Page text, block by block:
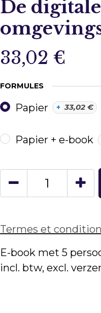
De digitale
33,02 €
FORMULES
Papier + 33,02 €
Papier + e-book
Termes et
E-book met 5
incl. btw, excl.